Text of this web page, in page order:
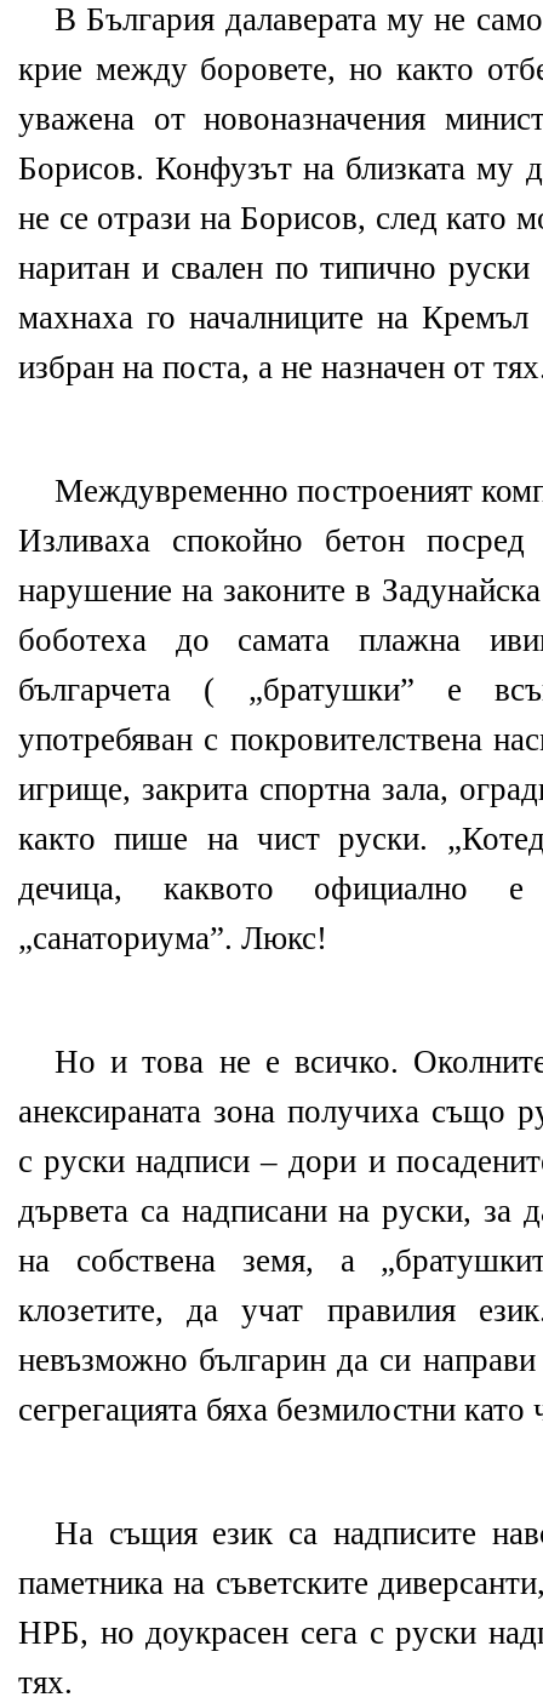
В България далаверата му не
крие между боровете, но както
уважена от новоназначения
Борисов. Конфузът на близката
не се отрази на Борисов, след като
наритан и свален по типично руски
махнаха го началниците на
избран на поста, а не назначен от
Междувременно построеният
Изливаха спокойно бетон посред
нарушение на законите в
боботеха до самата плажна
българчета ( „братушки” е
употребяван с покровителствена
игрище, закрита спортна зала,
както пише на чист руски.
дечица, каквото официално е
„санаториума”. Люкс!
Но и това не е всичко.
анексираната зона получиха също
с руски надписи – дори и
дървета са надписани на руски, за
на собствена земя, а
клозетите, да учат правилия
невъзможно българин да си направи
сегрегацията бяха безмилостни като
На същия език са надписите
паметника на съветските
НРБ, но доукрасен сега с руски
тях.